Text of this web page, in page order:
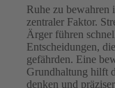
Ruhe zu bewahren
zentraler Faktor.
Ärger führen
Entscheidungen,
gefährden. Eine
Grundhaltung hilft
denken und